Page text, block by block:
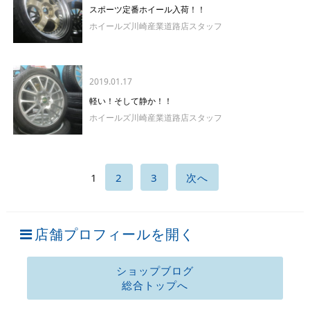
スポーツ定番ホイール入荷！！
ホイールズ川崎産業道路店スタッフ
2019.01.17
軽い！そして静か！！
ホイールズ川崎産業道路店スタッフ
1 2 3 次へ
店舗プロフィールを開く
ショップブログ
総合トップへ